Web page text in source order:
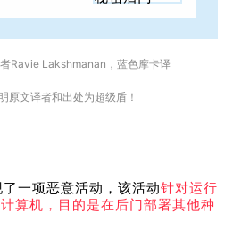
Ravie Lakshmanan，蓝色摩卡译
原文译者和出处为超级盾！
一项恶意活动，该活动针对运行
算机，目的是在后门部署其他种